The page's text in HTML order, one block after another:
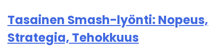
Tasainen Smash-lyönti: Nopeus,
Strategia, Tehokkuus